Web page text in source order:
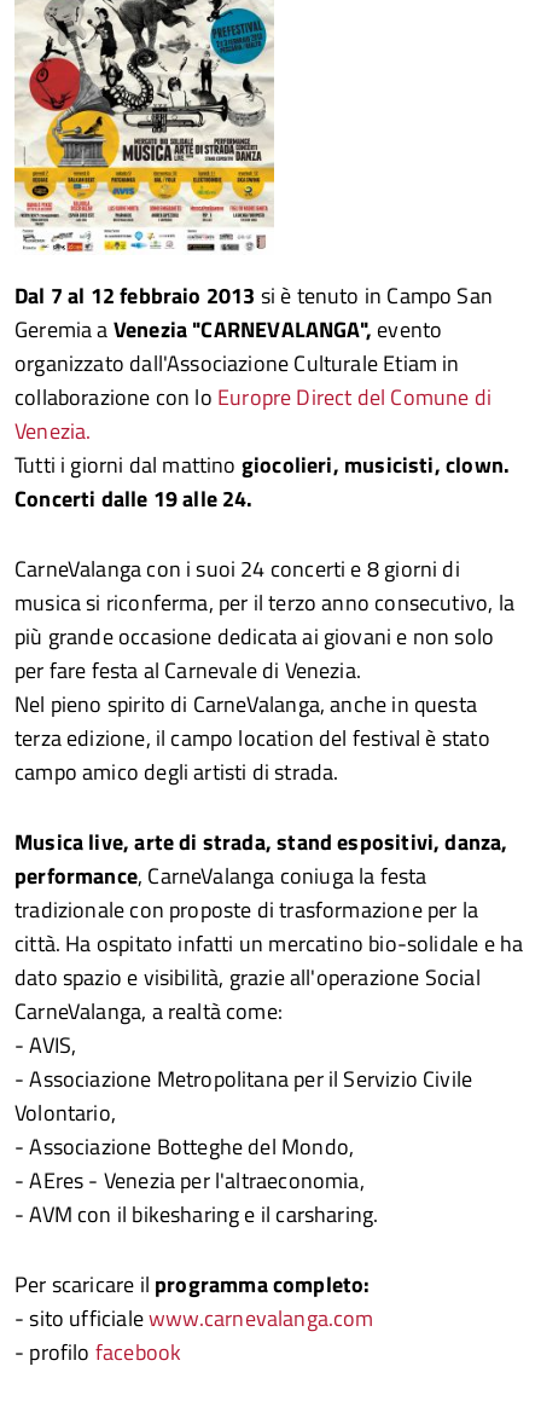
Dal 7 al 12 febbraio 2013 si è tenuto in Campo San
Geremia aVenezia "CARNEVALANGA", evento
organizzato dall'Associazione Culturale Etiam in
collaborazione con lo Europre Direct del Comune di
Venezia.
Tutti i giorni dal mattino giocolieri, musicisti, clown.
Concerti dalle 19 alle 24.
CarneValanga con i suoi 24 concerti e 8 giorni di
musica si riconferma, per il terzo anno consecutivo, la
più grande occasione dedicata ai giovani e non solo
per fare festa al Carnevale di Venezia.
Nel pieno spirito di CarneValanga, anche in questa
terza edizione, il campo location del festival è stato
campo amico degli artisti di strada.
Musica live, arte di strada, stand espositivi, danza,
performance, CarneValanga coniuga la festa
tradizionale con proposte di trasformazione per la
città. Ha ospitato infatti un mercatino bio-solidale e ha
dato spazio e visibilità, grazie all'operazione Social
CarneValanga, a realtà come:
- AVIS,
- Associazione Metropolitana per il Servizio Civile
Volontario,
- Associazione Botteghe del Mondo,
- AEres - Venezia per l'altraeconomia,
- AVM con il bikesharing e il carsharing.
Per scaricare il programma completo:
- sito ufficialewww.carnevalanga.com
- profilo facebook